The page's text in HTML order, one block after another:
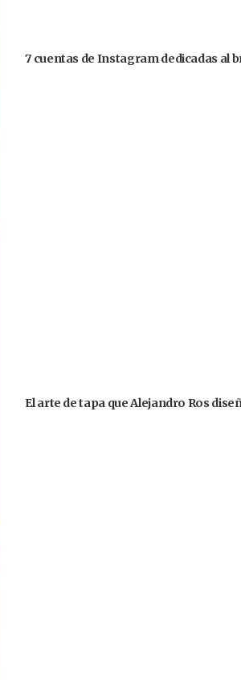
7 cuentas de Instagram dedicadas al
El arte de tapa que Alejandro Ros